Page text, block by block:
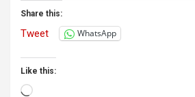
Share this:
Tweet WhatsApp
Like this:
Loading…